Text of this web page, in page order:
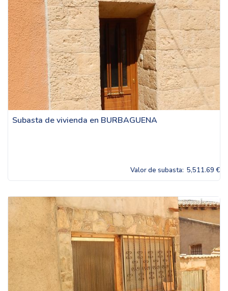
Subasta de vivienda en BURBAGUENA
Valor de subasta: 5,511.69 €